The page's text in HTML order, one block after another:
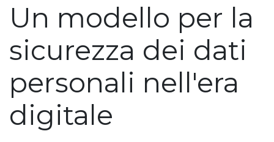
Un modello per la
sicurezza dei dati
personali nell'era
digitale